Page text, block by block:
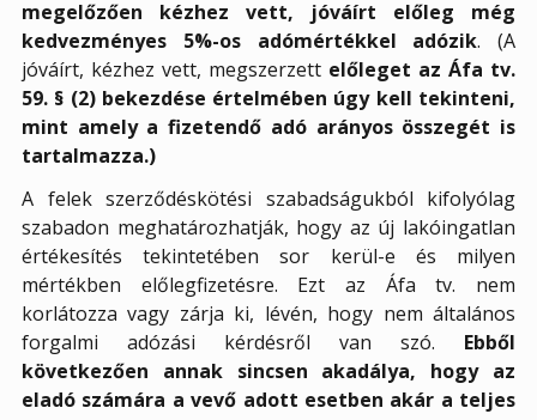
megelőzően kézhez vett, jóváírt előleg még
kedvezményes 5%-os adómértékkel adózik. (A
jóváírt, kézhez vett, megszerzett előleget az Áfa tv.
59. § (2) bekezdése értelmében úgy kell tekinteni,
mint amely a fizetendő adó arányos összegét is
tartalmazza.)
A felek szerződéskötési szabadságukból kifolyólag
szabadon meghatározhatják, hogy az új lakóingatlan
értékesítés tekintetében sor kerül-e és milyen
mértékben előlegfizetésre. Ezt az Áfa tv. nem
korlátozza vagy zárja ki, lévén, hogy nem általános
forgalmi adózási kérdésről van szó. Ebből
következően annak sincsen akadálya, hogy az
eladó számára a vevő adott esetben akár a teljes